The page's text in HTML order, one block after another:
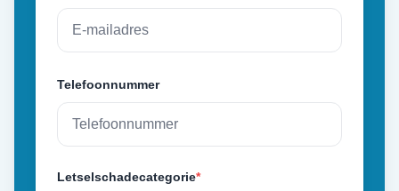
Telefoonnummer
Letselschadecategorie*